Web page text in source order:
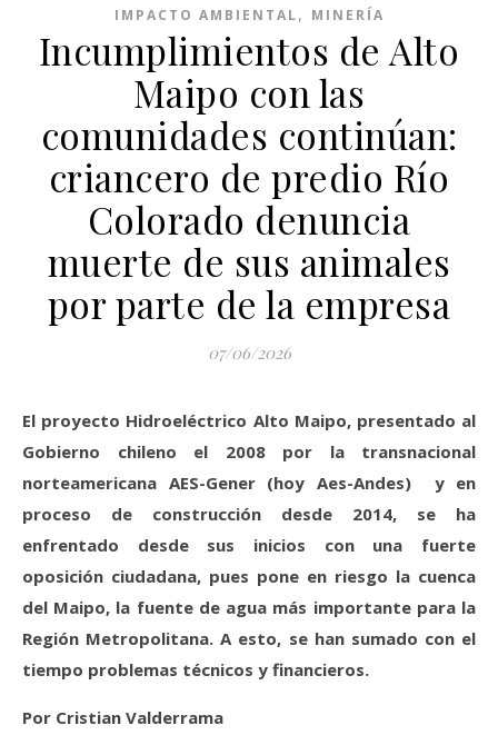
IMPACTO AMBIENTAL, MINERÍA
Incumplimientos de Alto
Maipo con las
comunidades continúan:
criancero de predio Río
Colorado denuncia
muerte de sus animales
por parte de la empresa
07/06/2026
El proyecto Hidroeléctrico Alto Maipo, presentado al
Gobierno chileno el 2008 por la transnacional
norteamericana AES-Gener (hoy Aes-Andes) y en
proceso de construcción desde 2014, se ha
enfrentado desde sus inicios con una fuerte
oposición ciudadana, pues pone en riesgo la cuenca
del Maipo, la fuente de agua más importante para la
Región Metropolitana. A esto, se han sumado con el
tiempo problemas técnicos y financieros.
Por Cristian Valderrama